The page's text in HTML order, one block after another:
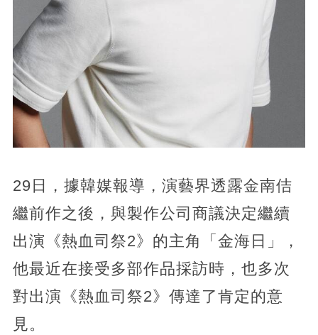
29日，據韓媒報導，演藝界透露金南佶
繼前作之後，與製作公司商議決定繼續
出演《熱血司祭2》的主角「金海日」，
他最近在接受多部作品採訪時，也多次
對出演《熱血司祭2》傳達了肯定的意
見。